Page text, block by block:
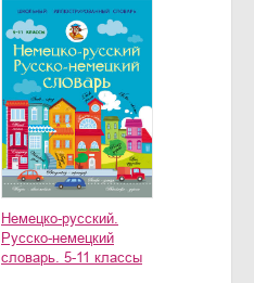
Немецко-русский.
Русско-немецкий
словарь. 5-11 классы